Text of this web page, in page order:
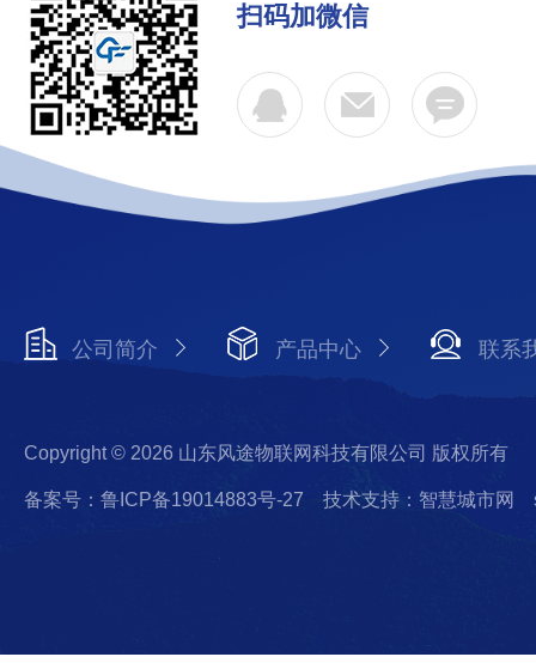
扫码加微信
公司简介 产品中心 联系
Copyright © 2026 山东风途物联网科技有限公司 版权所有
备案号：鲁ICP备19014883号-27 技术支持：智慧城市网